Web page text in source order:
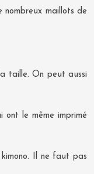
maillots de
taille. On peut aussi
ont le même imprimé
Il ne faut pas